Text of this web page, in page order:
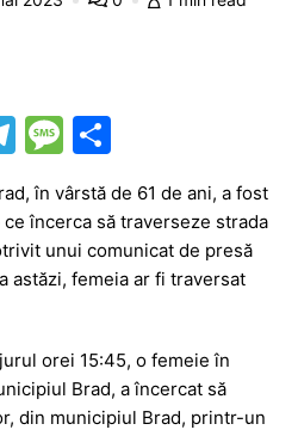
T
el
e
gr
a
M
e
s
s
a
e
ta
je
a
ă
în vârstă de 61 de ani, a fost
încerca să traverseze strada
unui comunicat de presă
astăzi, femeia ar fi traversat
orei 15:45, o femeie în
Brad, a încercat să
din municipiul Brad, printr-un